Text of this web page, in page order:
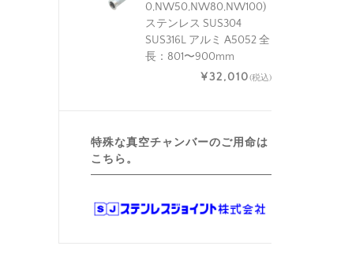
0,NW50,NW80,NW100)
ステンレス SUS304
SUS316L アルミ A5052 全
長：801〜900mm
¥32,010(税込)
特殊な真空チャンバーのご用命は
こちら。